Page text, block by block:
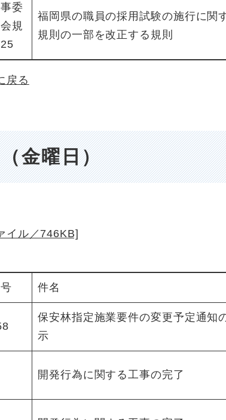
委
規
福岡県の職員の採用試験の施行に関
規則の一部を改正する規則
戻る
金曜日）
イル／746KB]
件名
保安林指定施業要件の変更予定通知
示
開発行為に関する工事の完了